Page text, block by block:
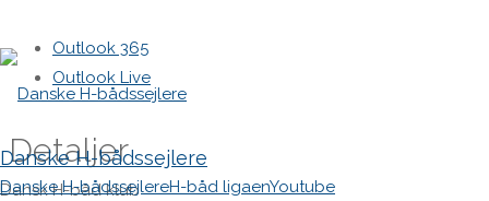
for:
Danske H-bådssejlere
Dansk H-båd klub
Danske H-bådssejlereH-båd ligaenYoutube
Outlook 365
Outlook Live
Detaljer